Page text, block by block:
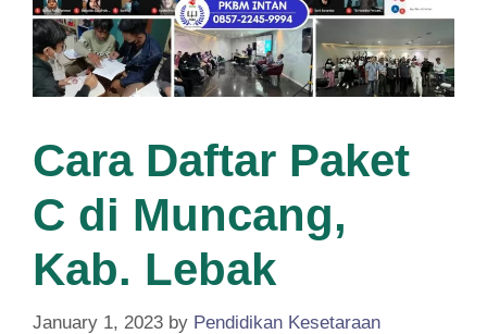
Cara Daftar Paket
C di Muncang,
Kab. Lebak
January 1, 2023 by Pendidikan Kesetaraan